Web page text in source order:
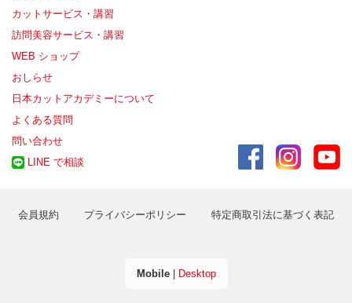
カットサービス・講習
訪問美容サービス・講習
WEB ショップ
おしらせ
日本カットアカデミーについて
よくある質問
問い合わせ
LINE で相談
会員規約 プライバシーポリシー 特定商取引法に基づく表記
Mobile| Desktop